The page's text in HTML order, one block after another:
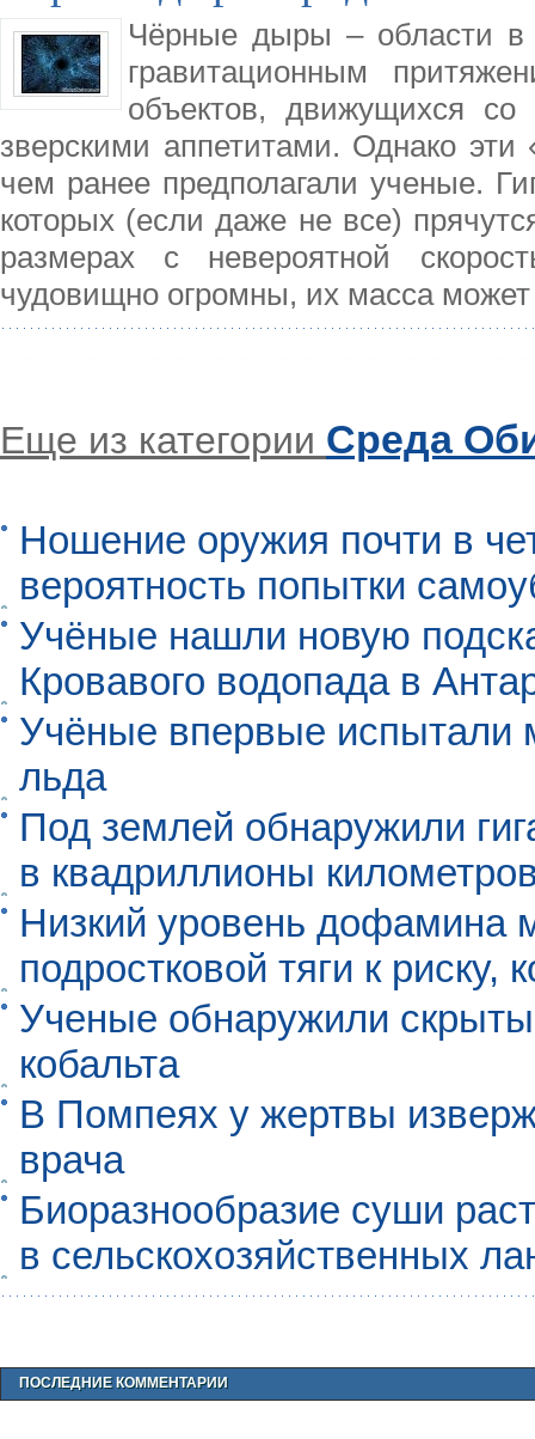
Чёрные дыры – области в
гравитационным
объектов, движущихся
зверскими аппетитами. Однако
чем ранее предполагали ученые.
которых (если даже не все)
размерах с невероятной
чудовищно огромны, их масса
Еще из категории Среда
Ношение оружия почти в
вероятность попытки
Учёные нашли новую
Кровавого водопада в
Учёные впервые испытали
льда
Под землей обнаружили
в квадриллионы
Низкий уровень дофамина
подростковой тяги к риску,
Ученые обнаружили
кобальта
В Помпеях у жертвы
врача
Биоразнообразие суши
в сельскохозяйственных
ПОСЛЕДНИЕ КОММЕНТАРИИ